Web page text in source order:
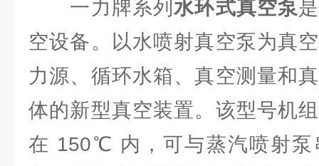
一力牌系列水环式真空泵
空设备。以水喷射真空泵为真
力源、循环水箱、真空测量和
体的新型真空装置。该型号机
在 150℃ 内，可与蒸汽喷射泵